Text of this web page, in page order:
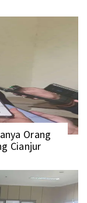
Orang
Cianjur